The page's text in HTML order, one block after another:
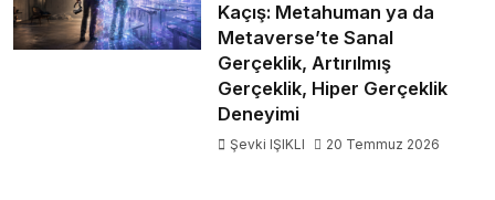
Kaçış: Metahuman ya da
Metaverse’te Sanal
Gerçeklik, Artırılmış
Gerçeklik, Hiper Gerçeklik
Deneyimi
Şevki IŞIKLI 20 Temmuz 2026